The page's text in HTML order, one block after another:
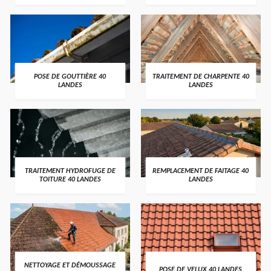
POSE DE GOUTTIÈRE 40
LANDES
TRAITEMENT DE CHARPENTE 40
LANDES
TRAITEMENT HYDROFUGE DE
TOITURE 40 LANDES
REMPLACEMENT DE FAITAGE 40
LANDES
NETTOYAGE ET DÉMOUSSAGE